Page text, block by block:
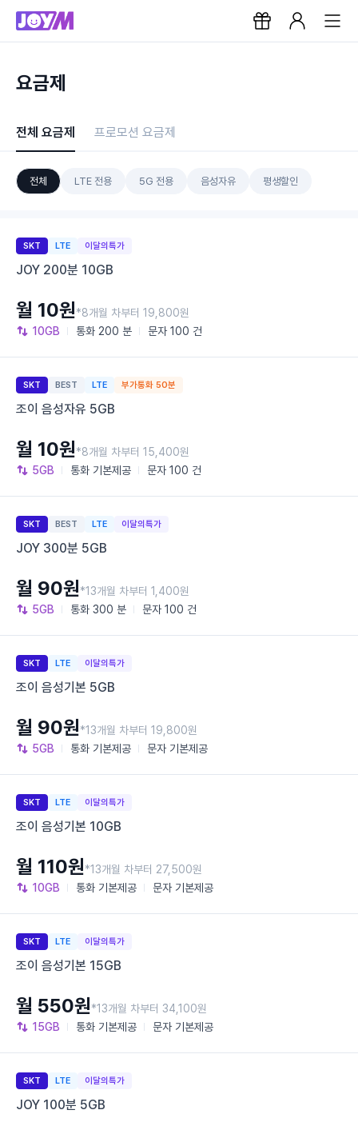
요금제
전체 요금제 프로모션 요금제
전체 LTE 전용 5G 전용 음성자유 평생할인
SKT LTE 이달의특가
JOY 200분 10GB
10GB 통화 200 분 문자 100 건
월 10원*8개월 차부터 19,800원
SKT BEST LTE 부가통화 50분
조이 음성자유 5GB
5GB 통화 기본제공 문자 100 건
월 10원*8개월 차부터 15,400원
SKT BEST LTE 이달의특가
JOY 300분 5GB
5GB 통화 300 분 문자 100 건
월 90원*13개월 차부터 1,400원
SKT LTE 이달의특가
조이 음성기본 5GB
5GB 통화 기본제공 문자 기본제공
월 90원*13개월 차부터 19,800원
SKT LTE 이달의특가
조이 음성기본 10GB
10GB 통화 기본제공 문자 기본제공
월 110원*13개월 차부터 27,500원
SKT LTE 이달의특가
조이 음성기본 15GB
15GB 통화 기본제공 문자 기본제공
월 550원*13개월 차부터 34,100원
SKT LTE 이달의특가
JOY 100분 5GB